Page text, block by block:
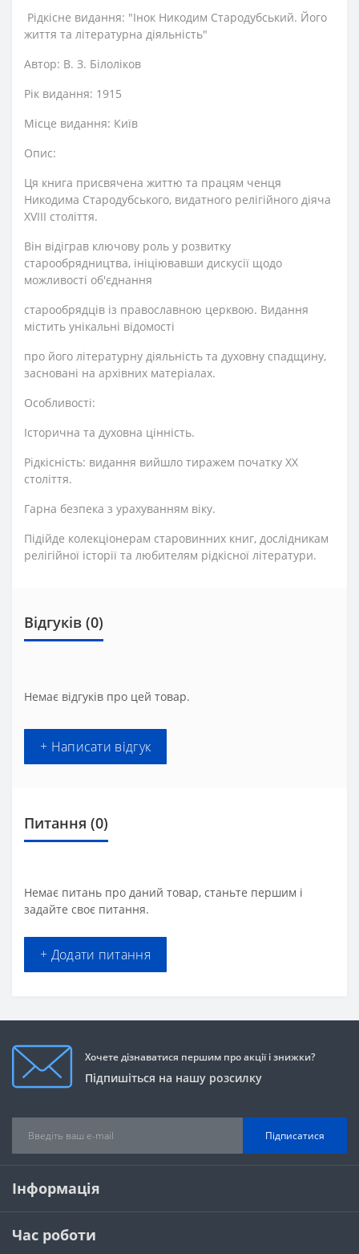
Рідкісне видання: "Інок Никодим Стародубський. Його
життя та літературна діяльність"
Автор: В. З. Білоліков
Рік видання: 1915
Місце видання: Київ
Опис:
Ця книга присвячена життю та працям ченця
Никодима Стародубського, видатного релігійного діяча
XVIII століття.
Він відіграв ключову роль у розвитку
старообрядництва, ініціювавши дискусії щодо
можливості об'єднання
старообрядців із православною церквою. Видання
містить унікальні відомості
про його літературну діяльність та духовну спадщину,
засновані на архівних матеріалах.
Особливості:
Історична та духовна цінність.
Рідкісність: видання вийшло тиражем початку XX
століття.
Гарна безпека з урахуванням віку.
Підійде колекціонерам старовинних книг, дослідникам
релігійної історії та любителям рідкісної літератури.
Відгуків (0)
Немає відгуків про цей товар.
+ Написати відгук
Питання (0)
Немає питань про даний товар, станьте першим і
задайте своє питання.
+ Додати питання
Хочете дізнаватися першим про акції і знижки?
Підпишіться на нашу розсилку
Підписатися
Інформація
Час роботи